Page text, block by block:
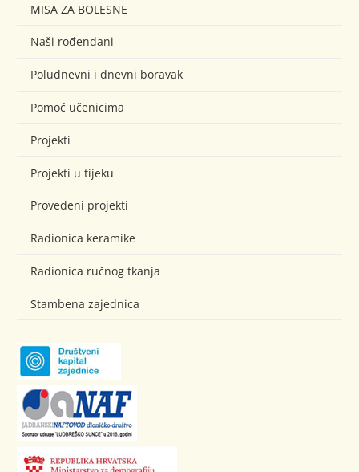
MISA ZA BOLESNE
Naši rođendani
Poludnevni i dnevni boravak
Pomoć učenicima
Projekti
Projekti u tijeku
Provedeni projekti
Radionica keramike
Radionica ručnog tkanja
Stambena zajednica